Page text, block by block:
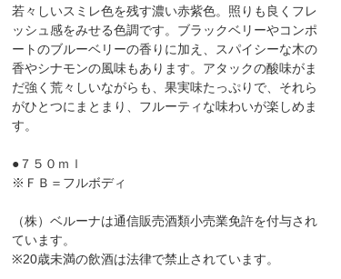
若々しいスミレ色を残す濃い赤紫色。照りも良くフレ
ッシュ感をみせる色調です。ブラックベリーやコンポ
ートのブルーベリーの香りに加え、スパイシーな木の
香やシナモンの風味もあります。アタックの酸味がま
だ強く荒々しいながらも、果実味たっぷりで、それら
がひとつにまとまり、フルーティな味わいが楽しめま
す。
●７５０ｍｌ
※ＦＢ＝フルボディ
（株）ベルーナは通信販売酒類小売業免許を付与され
ています。
※20歳未満の飲酒は法律で禁止されています。